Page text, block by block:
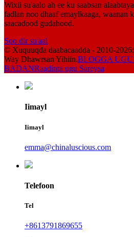
Wixii su'aalo ah ee ku saabsan
fadlan noo dhaaf emaylkaaga, waanan
saacadood gudahood.
Soo dir su'aal
© Xuquuqda daabacaadda - 2010-
Way Dhawrsan Yihiin.BLOGGA
BADANRaadinta ugu Sareysa
Iimayl
Iimayl
emma@chinaluscious.com
Telefoon
Tel
+8613791869655